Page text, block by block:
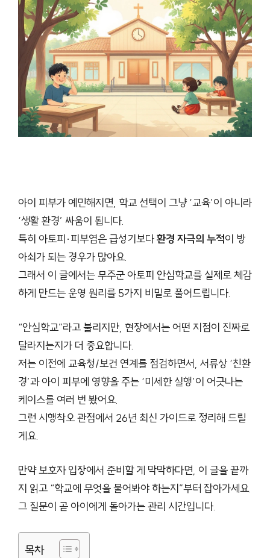
아이 피부가 예민해지면, 학교 선택이 그냥 ‘교육’이 아니라
‘생활 환경’ 싸움이 됩니다.
특히 아토피·피부염은 급성기보다환경 자극의 누적이 방
아쇠가 되는 경우가 많아요.
그래서 이 글에서는 무주군 아토피 안심학교를 실제로 체감
하게 만드는 운영 원리를 5가지 비밀로 풀어드립니다.
“안심학교”라고 불리지만, 현장에서는 어떤 지점이 진짜로
달라지는지가 더 중요합니다.
저는 이전에 교육청/보건 연계를 점검하면서, 서류상 ‘친환
경’과 아이 피부에 영향을 주는 ‘미세한 실행’이 어긋나는
케이스를 여러 번 봤어요.
그런 시행착오 관점에서 26년 최신 가이드로 정리해 드릴
게요.
만약 보호자 입장에서 준비할 게 막막하다면, 이 글을 끝까
지 읽고 “학교에 무엇을 물어봐야 하는지”부터 잡아가세요.
그 질문이 곧 아이에게 돌아가는 관리 시간입니다.
목차